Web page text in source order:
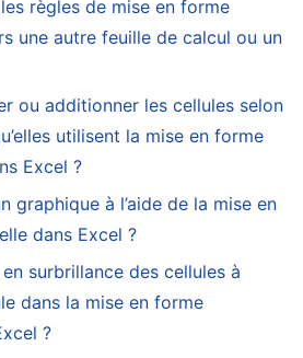
règles de mise en forme
une autre feuille de calcul ou un
ou additionner les cellules selon
utilisent la mise en forme
Excel ?
graphique à l’aide de la mise en
dans Excel ?
surbrillance des cellules à
dans la mise en forme
?